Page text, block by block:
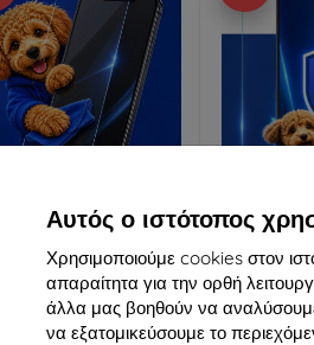
Αυτός ο ιστότοπος
Χρησιμοποιούμε cookies στον
απαραίτητα για την ορθή
άλλα μας βοηθούν να
να εξατομικεύσουμε το
με
κουπόνι
EXTRA10
3mk Anti-Shock
προστατευτικό γυαλί
-10%
με
3mk